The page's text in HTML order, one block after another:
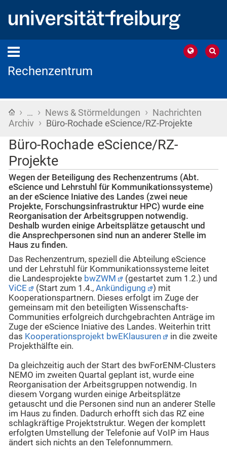
Rechenzentrum
Startseite
› … › News & Störmeldungen › Nachrichten
Archiv › Büro-Rochade eScience/RZ-Projekte
Büro-Rochade eScience/RZ-
Projekte
Wegen der Beteiligung des Rechenzentrums (Abt.
eScience und Lehrstuhl für Kommunikationssysteme)
an der eScience Iniative des Landes (zwei neue
Projekte, Forschungsinfrastruktur HPC) wurde eine
Reorganisation der Arbeitsgruppen notwendig.
Deshalb wurden einige Arbeitsplätze getauscht und
die Ansprechpersonen sind nun an anderer Stelle im
Haus zu finden.
Das Rechenzentrum, speziell die Abteilung eScience
und der Lehrstuhl für Kommunikationssysteme leitet
die Landesprojekte bwZWM
(gestartet zum 1.2.) und
ViCE
(Start zum 1.4., Ankündigung
) mit
Kooperationspartnern. Dieses erfolgt im Zuge der
gemeinsam mit den beteiligten Wissenschafts-
Communities erfolgreich durchgebrachten Anträge im
Zuge der eScience Iniative des Landes. Weiterhin tritt
das Kooperationsprojekt bwEKlausuren
in die zweite
Projekthälfte ein.
Da gleichzeitig auch der Start des bwForENM-Clusters
NEMO im zweiten Quartal geplant ist, wurde eine
Reorganisation der Arbeitsgruppen notwendig. In
diesem Vorgang wurden einige Arbeitsplätze
getauscht und die Personen sind nun an anderer Stelle
im Haus zu finden. Dadurch erhofft sich das RZ eine
schlagkräftige Projektstruktur. Wegen der komplett
erfolgten Umstellung der Telefonie auf VoIP im Haus
ändert sich nichts an den Telefonnummern.